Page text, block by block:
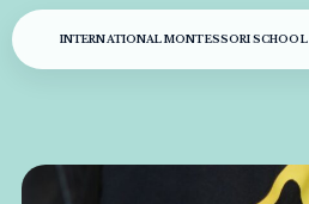
INTERNATIONAL MONTESSORI SCHOOL